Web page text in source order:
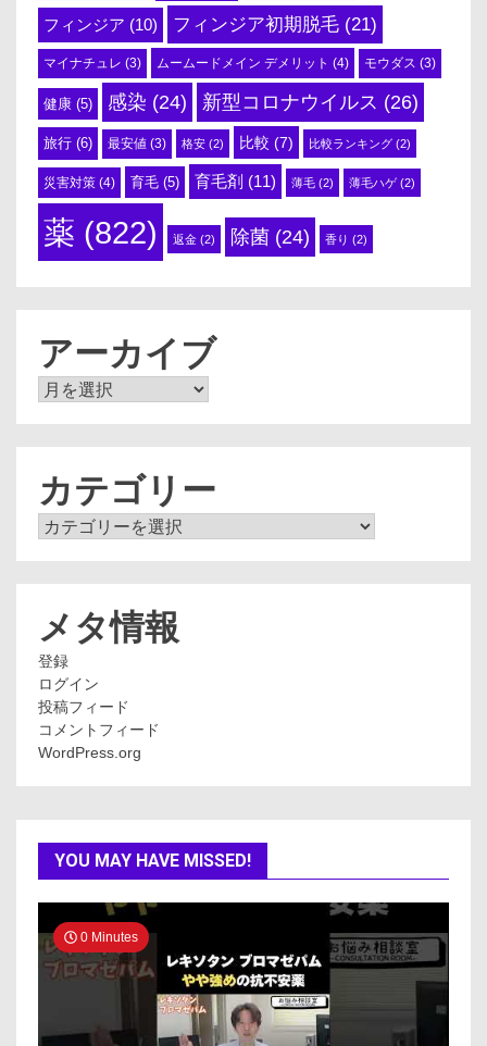
フィンジア (10) フィンジア初期脱毛 (21)
マイナチュレ (3) ムームードメイン デメリット (4) モウダス (3)
健康 (5) 感染 (24) 新型コロナウイルス (26)
旅行 (6) 最安値 (3) 格安 (2) 比較 (7) 比較ランキング (2)
災害対策 (4) 育毛 (5) 育毛剤 (11) 薄毛 (2) 薄毛ハゲ(2)
薬 (822) 返金 (2) 除菌 (24) 香り (2)
アーカイブ
ア
カテゴリー
カ
メタ情報
登録
ログイン
投稿フィード
コメントフィード
WordPress.org
YOU MAY HAVE MISSED!
0 Minutes